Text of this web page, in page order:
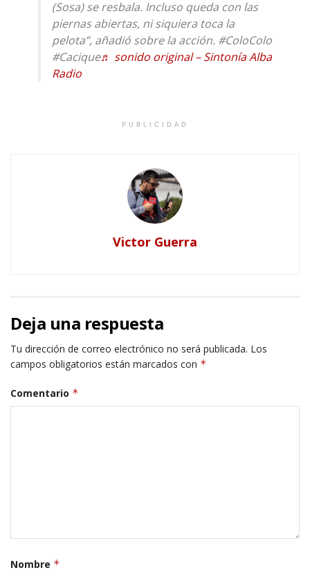
(Sosa) se resbala. Incluso queda con las
piernas abiertas, ni siquiera toca la
pelota”, añadió sobre la acción. #ColoColo
#Cacique♬ sonido original – Sintonía Alba
Radio
PUBLICIDAD
Victor Guerra
Deja una respuesta
Tu dirección de correo electrónico no será publicada. Los
campos obligatorios están marcados con *
Comentario *
Nombre *